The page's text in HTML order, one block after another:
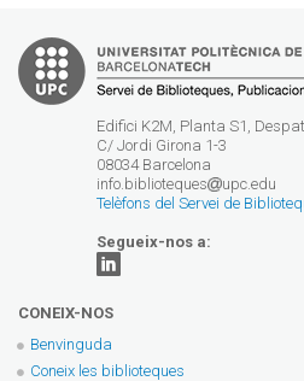
Edifici K2M, Planta S1,
C/ Jordi Girona 1-3
08034 Barcelona
info.biblioteques
upc.edu
Telèfons del Servei de
Segueix-nos a:
CONEIX-NOS
Benvinguda
Coneix les biblioteques